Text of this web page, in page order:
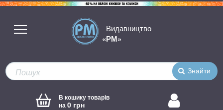
Видавництво
«РМ»
Знайти
В кошику товарів
на0 грн